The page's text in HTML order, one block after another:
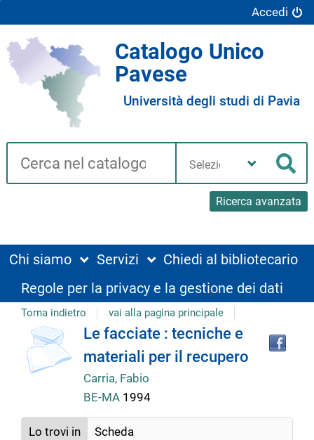
Accedi
Catalogo Unico
Pavese
Università degli studi di Pavia
Cerca su "Catalogo"
Ricerca avanzata
biblioteca
Chi siamo Servizi
Chiedi al bibliotecario
Regole per la privacy e la gestione dei dati
Torna indietro vai alla pagina principale
Dettaglio
del
documento
Le facciate : tecniche e
materiali per il recupero
Carria, Fabio
BE-MA 1994
Lo trovi in Scheda